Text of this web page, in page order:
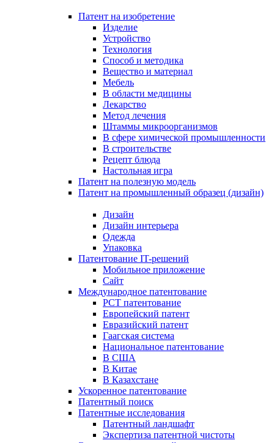
Патент на изобретение
Изделие
Устройство
Технология
Способ и методика
Вещество и материал
Мебель
В области медицины
Лекарство
Метод лечения
Штаммы микроорганизмов
В сфере химической промышленности
В строительстве
Рецепт блюда
Настольная игра
Патент на полезную модель
Патент на промышленный образец (дизайн)
Дизайн
Дизайн интерьера
Одежда
Упаковка
Патентование IT-решений
Мобильное приложение
Сайт
Международное патентование
PCT патентование
Европейский патент
Евразийский патент
Гаагская система
Национальное патентование
В США
В Китае
В Казахстане
Ускоренное патентование
Патентный поиск
Патентные исследования
Патентный ландшафт
Экспертиза патентной чистоты